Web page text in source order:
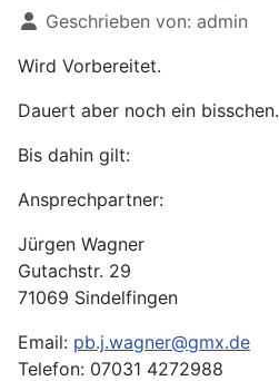
DetailsGeschrieben von: admin
Wird Vorbereitet.
Dauert aber noch ein bisschen.
Bis dahin gilt:
Ansprechpartner:
Jürgen Wagner
Gutachstr. 29
71069 Sindelfingen
Email: pb.j.wagner@gmx.de
Telefon: 07031 4272988